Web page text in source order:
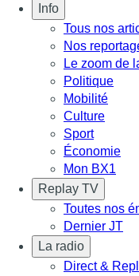
Info
Tous nos
Nos
Le zoom de
Politique
Mobilité
Culture
Sport
Économie
Mon BX1
Replay TV
Toutes nos
Dernier JT
La radio
Direct &